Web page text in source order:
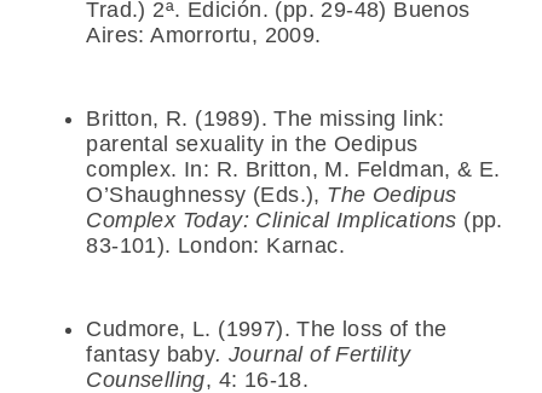
Trad.) 2ª. Edición. (pp. 29-48) Buenos
Aires: Amorrortu, 2009.
Britton, R. (1989). The missing link:
parental sexuality in the Oedipus
complex. In: R. Britton, M. Feldman, & E.
O’Shaughnessy (Eds.), The Oedipus
Complex Today: Clinical Implications (pp.
83-101). London: Karnac.
Cudmore, L. (1997). The loss of the
fantasy baby. Journal of Fertility
Counselling, 4: 16-18.